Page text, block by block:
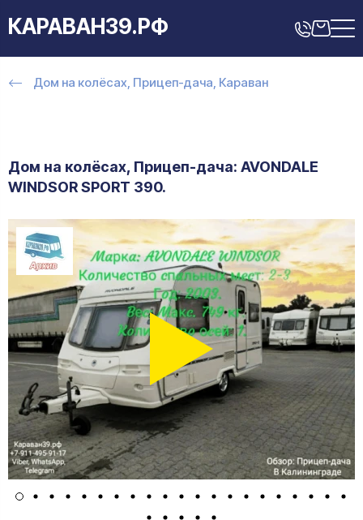
КАРАВАН39.РФ
Дом на колёсах, Прицеп-дача, Караван
Дом на колёсах, Прицеп-дача: AVONDALE
WINDSOR SPORT 390.